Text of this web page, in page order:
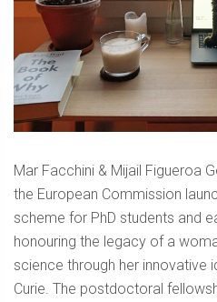
Mar Facchini & Mijail Figueroa
the European Commission
scheme for PhD students and
honouring the legacy of a
science through her innovative
Curie. The postdoctoral